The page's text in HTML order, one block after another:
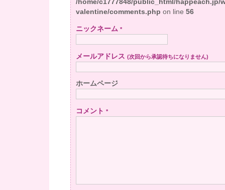
/home/c1777848/public_html/happeach.jp/
valentine/comments.php on line 56
ニックネーム *
メールアドレス (次回から承認待ちになりません)
ホームページ
コメント *